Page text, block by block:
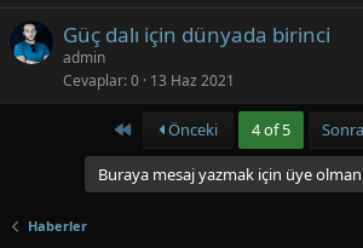
Güç dalı için dünyada birinci
admin
Cevaplar 0 13 Haz 2021
First Önceki 4 of 5
Buraya mesaj yazmak için üye
Haberler